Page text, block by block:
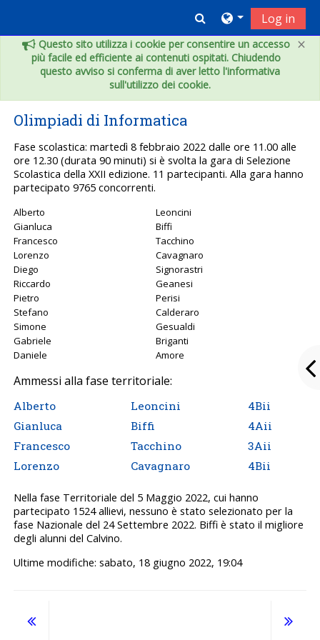
×
Questo sito utilizza i cookie per consentire un accesso
più facile ed efficiente ai contenuti ospitati. Chiudendo
questo avviso si conferma di aver letto l'informativa
sull'utilizzo dei cookie.
Toggle search
Log in
Olimpiadi di Informatica
Fase scolastica: martedì 8 febbraio 2022 dalle ore 11.00 alle
ore 12.30 (durata 90 minuti) si è svolta la gara di Selezione
Scolastica della XXII edizione. 11 partecipanti. Alla gara hanno
partecipato 9765 concorrenti.
Alberto
Leoncini
Gianluca
Biffi
Francesco
Tacchino
Lorenzo
Cavagnaro
Diego
Signorastri
Riccardo
Geanesi
Pietro
Perisi
Stefano
Calderaro
Simone
Gesualdi
Gabriele
Briganti
Daniele
Amore
Ammessi alla fase territoriale:
Alberto Leoncini
4Bii
Gianluca
Biffi
4Aii
Francesco
Tacchino
3Aii
Lorenzo
Cavagnaro 4Bii
Nella fase Territoriale del 5 Maggio 2022, cui hanno
partecipato 1524 allievi, nessuno è stato selezionato per la
fase Nazionale del 24 Settembre 2022. Biffi è stato il migliore
degli alunni del Calvino.
Ultime modifiche: sabato, 18 giugno 2022, 19:04